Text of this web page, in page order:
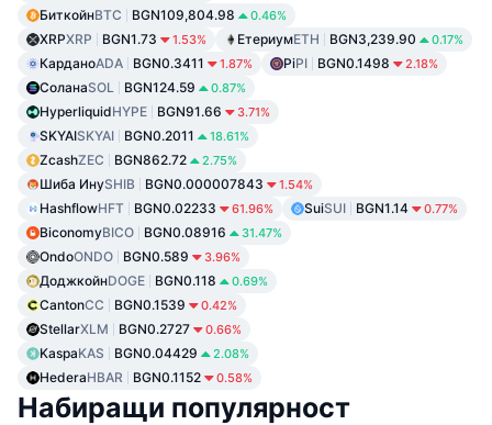
БиткойнBTC BGN109,804.98 0.46%
XRPXRP BGN1.73 1.53% ЕтериумETH BGN3,239.90 0.17%
КарданоADA BGN0.3411 1.87% PiPI BGN0.1498 2.18%
СоланаSOL BGN124.59 0.87%
HyperliquidHYPE BGN91.66 3.71%
SKYAISKYAI BGN0.2011 18.61%
ZcashZEC BGN862.72 2.75%
Шиба ИнуSHIB BGN0.000007843 1.54%
HashflowHFT BGN0.02233 61.96% SuiSUI BGN1.14 0.77%
BiconomyBICO BGN0.08916 31.47%
OndoONDO BGN0.589 3.96%
ДоджкойнDOGE BGN0.118 0.69%
CantonCC BGN0.1539 0.42%
StellarXLM BGN0.2727 0.66%
KaspaKAS BGN0.04429 2.08%
HederaHBAR BGN0.1152 0.58%
Набиращи популярност